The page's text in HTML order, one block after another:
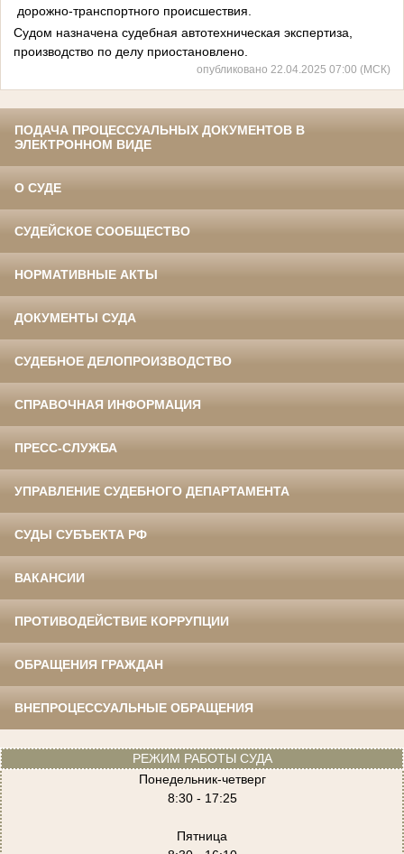
дорожно-транспортного происшествия.
Судом назначена судебная автотехническая экспертиза,
производство по делу приостановлено.
опубликовано 22.04.2025 07:00 (МСК)
ПОДАЧА ПРОЦЕССУАЛЬНЫХ ДОКУМЕНТОВ В
ЭЛЕКТРОННОМ ВИДЕ
О СУДЕ
СУДЕЙСКОЕ СООБЩЕСТВО
НОРМАТИВНЫЕ АКТЫ
ДОКУМЕНТЫ СУДА
СУДЕБНОЕ ДЕЛОПРОИЗВОДСТВО
СПРАВОЧНАЯ ИНФОРМАЦИЯ
ПРЕСС-СЛУЖБА
УПРАВЛЕНИЕ СУДЕБНОГО ДЕПАРТАМЕНТА
СУДЫ СУБЪЕКТА РФ
ВАКАНСИИ
ПРОТИВОДЕЙСТВИЕ КОРРУПЦИИ
ОБРАЩЕНИЯ ГРАЖДАН
ВНЕПРОЦЕССУАЛЬНЫЕ ОБРАЩЕНИЯ
РЕЖИМ РАБОТЫ СУДА
Понедельник-четверг
8:30 - 17:25
Пятница